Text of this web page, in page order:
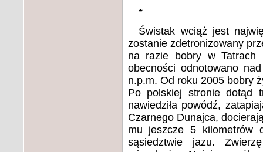
*
Świstak wciąż jest
zostanie zdetronizowany
na razie bobry w Tatrach
obecności odnotowano
n.p.m. Od roku 2005 bobry
Po polskiej stronie dotąd
nawiedziła powódź,
Czarnego Dunajca,
mu jeszcze 5 kilometrów
sąsiedztwie jazu.